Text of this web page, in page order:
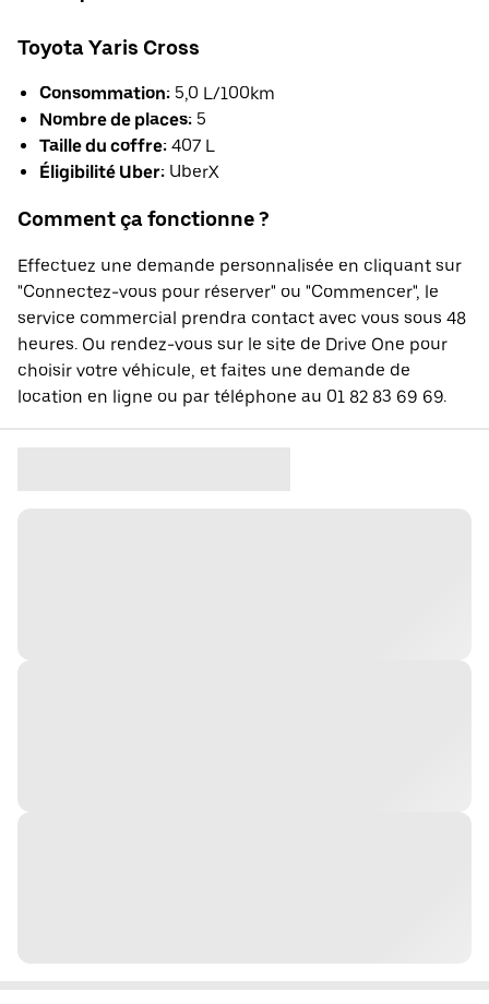
Toyota Yaris Cross
Consommation: 5,0 L/100km
Nombre de places: 5
Taille du coffre: 407 L
Éligibilité Uber: UberX
Comment ça fonctionne ?
Effectuez une demande personnalisée en cliquant sur
"Connectez-vous pour réserver" ou "Commencer", le
service commercial prendra contact avec vous sous 48
heures. Ou rendez-vous sur le site de Drive One pour
choisir votre véhicule, et faites une demande de
location en ligne ou par téléphone au 01 82 83 69 69.